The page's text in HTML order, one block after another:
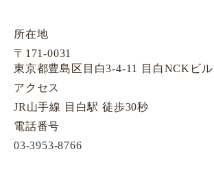
所在地
〒171-0031
東京都豊島区目白3-4-11 目白NCKビ
アクセス
JR山手線 目白駅 徒歩30秒
電話番号
03-3953-8766